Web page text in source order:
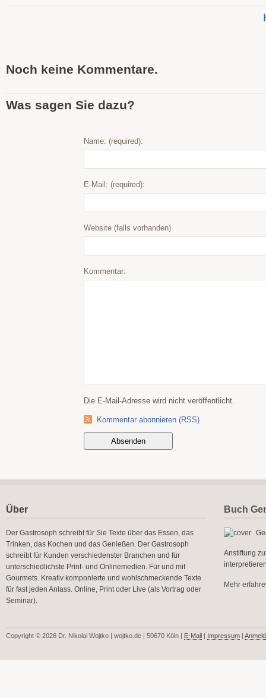
Noch keine Kommentare.
Was sagen Sie dazu?
Name: (required):
E-Mail: (required):
Website (falls vorhanden)
Kommentar:
Die E-Mail-Adresse wird nicht veröffentlicht.
Kommentar abonnieren (RSS)
Über
Der Gastrosoph schreibt für Sie Texte über das Essen, das
Trinken, das Kochen und das Genießen. Der Gastrosoph
schreibt für Kunden verschiedenster Branchen und für
unterschiedlichste Print- und Onlinemedien. Für und mit
Gourmets. Kreativ komponierte und wohlschmeckende Texte
für fast jeden Anlass. Online, Print oder Live (als Vortrag oder
Seminar).
Buch
Anstiftung
Mehr
Copyright © 2026 Dr. Nikolai Wojtko | wojtko.de | 50670 Köln | E-Mail | Impressum |